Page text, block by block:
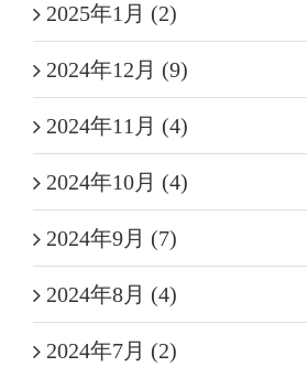
2025年1月 (2)
2024年12月 (9)
2024年11月 (4)
2024年10月 (4)
2024年9月 (7)
2024年8月 (4)
2024年7月 (2)